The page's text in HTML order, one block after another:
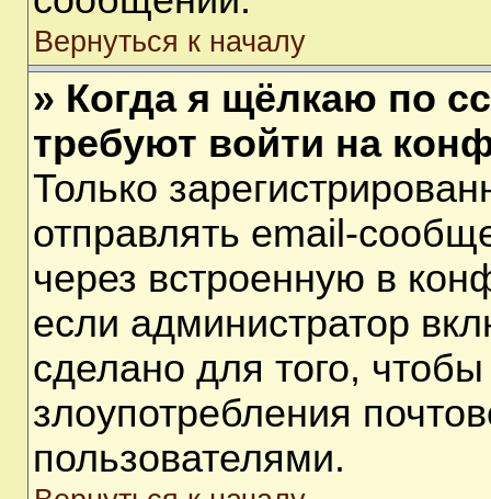
Вернуться к началу
» Когда я щёлкаю по
требуют войти на
Только
отправлять email-
через встроенную в
если администратор
сделано для того,
злоупотребления
пользователями.